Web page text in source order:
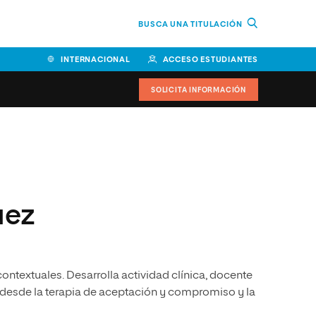
BUSCA UNA TITULACIÓN
INTERNACIONAL ACCESO ESTUDIANTES
Salud
Escuela Superior de Ingeniería
y Tecnología (ESIT)
SOLICITA INFORMACIÓN
Desarrolla actividad clínica, docente
la terapia de aceptación y compromiso y la